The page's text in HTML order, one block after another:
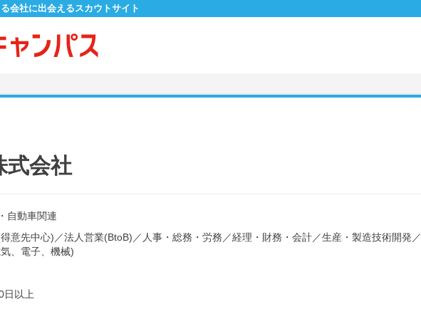
会社に出会えるスカウトサイト
式会社
自動車関連
意先中心) ／法人営業(BtoB) ／ 人事・総務・労務 ／経理・財務・会計／生産・製造技術開発 ／
、電子、機械)
日以上